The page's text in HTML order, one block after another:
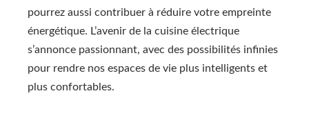
pourrez aussi contribuer à réduire votre empreinte
énergétique. L’avenir de la cuisine électrique
s’annonce passionnant, avec des possibilités infinies
pour rendre nos espaces de vie plus intelligents et
plus confortables.